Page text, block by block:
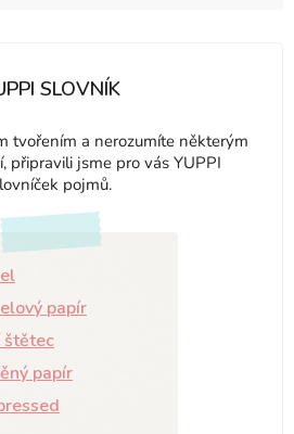
SLOVNÍK
tvořením a nerozumíte některým
připravili jsme pro vás YUPPI
pojmů.
papír
štětec
papír